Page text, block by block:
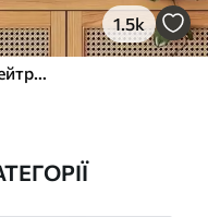
1.5k
Рельєфні кола та гілка в теплих нейтральних тонах